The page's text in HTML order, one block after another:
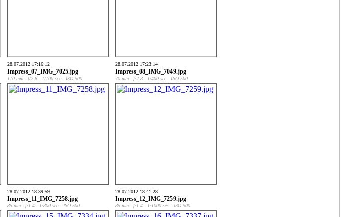
28.07.2012 17:16:12
Impress_07_IMG_7025.jpg
110 mm - f/2.8 - 1/100 sec - ISO 500
28.07.2012 17:23:14
Impress_08_IMG_7049.jpg
70 mm - f/2.8 - 1/400 sec - ISO 500
28.07.2012 18:39:59
Impress_11_IMG_7258.jpg
85 mm - f/1.4 - 1/800 sec - ISO 500
28.07.2012 18:41:28
Impress_12_IMG_7259.jpg
85 mm - f/1.4 - 1/1000 sec - ISO 500